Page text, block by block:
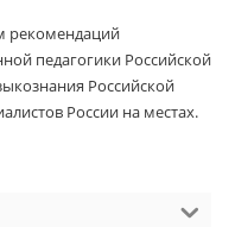
рекомендаций
педагогики Российской
Российской
России на местах.